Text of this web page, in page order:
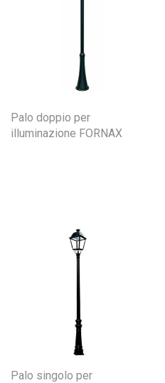
Palo doppio per
illuminazione FORNAX
Palo singolo per